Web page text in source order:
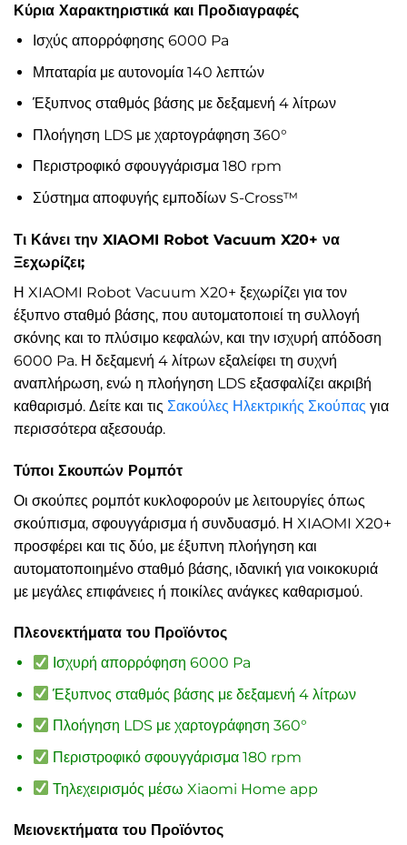
Κύρια Χαρακτηριστικά και Προδιαγραφές
Ισχύς απορρόφησης 6000 Pa
Μπαταρία με αυτονομία 140 λεπτών
Έξυπνος σταθμός βάσης με δεξαμενή 4 λίτρων
Πλοήγηση LDS με χαρτογράφηση 360°
Περιστροφικό σφουγγάρισμα 180 rpm
Σύστημα αποφυγής εμποδίων S-Cross™
Τι Κάνει την XIAOMI Robot Vacuum X20+ να
Ξεχωρίζει;
Η XIAOMI Robot Vacuum X20+ ξεχωρίζει για τον
έξυπνο σταθμό βάσης, που αυτοματοποιεί τη συλλογή
σκόνης και το πλύσιμο κεφαλών, και την ισχυρή απόδοση
6000 Pa. Η δεξαμενή 4 λίτρων εξαλείφει τη συχνή
αναπλήρωση, ενώ η πλοήγηση LDS εξασφαλίζει ακριβή
καθαρισμό. Δείτε και τις Σακούλες Ηλεκτρικής Σκούπας για
περισσότερα αξεσουάρ.
Τύποι Σκουπών Ρομπότ
Οι σκούπες ρομπότ κυκλοφορούν με λειτουργίες όπως
σκούπισμα, σφουγγάρισμα ή συνδυασμό. Η XIAOMI X20+
προσφέρει και τις δύο, με έξυπνη πλοήγηση και
αυτοματοποιημένο σταθμό βάσης, ιδανική για νοικοκυριά
με μεγάλες επιφάνειες ή ποικίλες ανάγκες καθαρισμού.
Πλεονεκτήματα του Προϊόντος
Ισχυρή απορρόφηση 6000 Pa
Έξυπνος σταθμός βάσης με δεξαμενή 4 λίτρων
Πλοήγηση LDS με χαρτογράφηση 360°
Περιστροφικό σφουγγάρισμα 180 rpm
Τηλεχειρισμός μέσω Xiaomi Home app
Μειονεκτήματα του Προϊόντος